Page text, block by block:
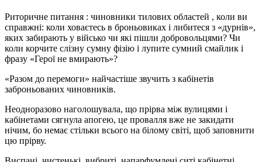
Риторичне питання : чиновники тилових областей , коли ви
справжні: коли ховаєтесь в броньовиках і либитеся з «дурнів»,
яких забирають у військо чи які пішли добровольцями? Чи
коли корчите слізну сумну фізію і лупите сумний смайлик і
фразу «Герої не вмирають»?
«Разом до перемоги» найчастіше звучить з кабінетів
заброньованих чиновників.
Неодноразово наголошувала, що прірва між вулицями і
кабінетами сягнула апогею, це провалля вже не закидати
нічим, бо немає стільки всього на білому світі, щоб заповнити
цю прірву.